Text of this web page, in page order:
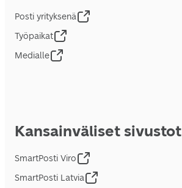
Posti yrityksenä
Työpaikat
Medialle
Kansainväliset sivustot
SmartPosti Viro
SmartPosti Latvia